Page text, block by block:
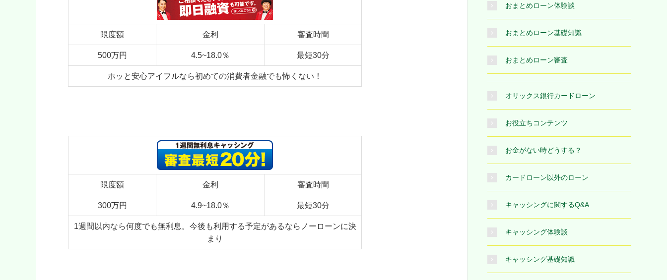
限度額 金利 審査時間
500万円 4.5~18.0％ 最短30分
ホッと安心アイフルなら初めての消費者金融でも怖くない！
限度額 金利 審査時間
300万円 4.9~18.0％ 最短30分
1週間以内なら何度でも無利息。今後も利用する予定があるならノーローンに決
まり
おまとめローン体験談
おまとめローン基礎知識
おまとめローン審査
オリックス銀行カードローン
お役立ちコンテンツ
お金がない時どうする？
カードローン以外のローン
キャッシングに関するQ&A
キャッシング体験談
キャッシング基礎知識